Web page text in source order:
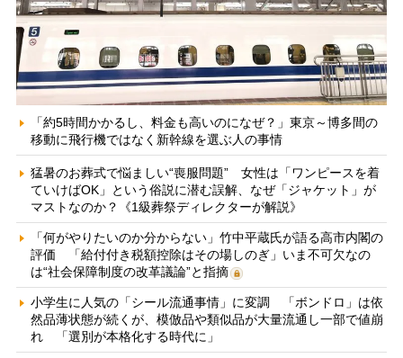
「約5時間かかるし、料金も高いのになぜ？」東京～博多間の
移動に飛行機ではなく新幹線を選ぶ人の事情
猛暑のお葬式で悩ましい“喪服問題” 女性は「ワンピースを着
ていけばOK」という俗説に潜む誤解、なぜ「ジャケット」が
マストなのか？《1級葬祭ディレクターが解説》
「何がやりたいのか分からない」竹中平蔵氏が語る高市内閣の
評価 「給付付き税額控除はその場しのぎ」いま不可欠なの
は“社会保障制度の改革議論”と指摘
小学生に人気の「シール流通事情」に変調 「ボンドロ」は依
然品薄状態が続くが、模倣品や類似品が大量流通し一部で値崩
れ 「選別が本格化する時代に」